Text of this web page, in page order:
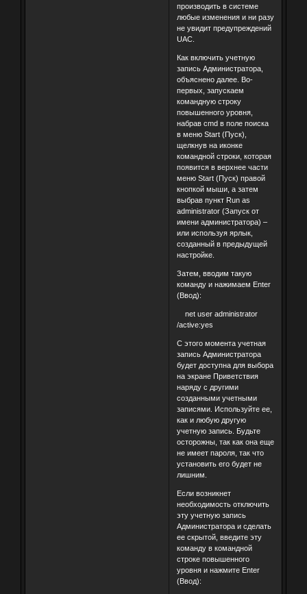
производить в системе
любые изменения и ни разу
не увидит предупреждений
UAC.
Как включить учетную
запись Администратора,
объяснено далее. Во-
первых, запускаем
командную строку
повышенного уровня,
набрав cmd в поле поиска
в меню Start (Пуск),
щелкнув на иконке
командной строки, которая
появится в верхнее части
меню Start (Пуск) правой
кнопкой мыши, а затем
выбрав пункт Run as
administrator (Запуск от
имени администратора) –
или используя ярлык,
созданный в предыдущей
настройке.
Затем, вводим такую
команду и нажимаем Enter
(Ввод):
net user administrator
/active:yes
С этого момента учетная
запись Администратора
будет доступна для выбора
на экране Приветствия
наряду с другими
созданными учетными
записями. Используйте ее,
как и любую другую
учетную запись. Будьте
осторожны, так как она еще
не имеет пароля, так что
установить его будет не
лишним.
Если возникнет
необходимость отключить
эту учетную запись
Администратора и сделать
ее скрытой, введите эту
команду в командной
строке повышенного
уровня и нажмите Enter
(Ввод):